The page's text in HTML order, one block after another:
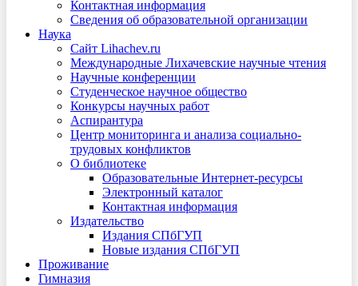
Контактная информация
Сведения об образовательной организации
Наука
Сайт Lihachev.ru
Международные Лихачевские научные чтения
Научные конференции
Студенческое научное общество
Конкурсы научных работ
Аспирантура
Центр мониторинга и анализа социально-
трудовых конфликтов
О библиотеке
Образовательные Интернет-ресурсы
Электронный каталог
Контактная информация
Издательство
Издания СПбГУП
Новые издания СПбГУП
Проживание
Гимназия